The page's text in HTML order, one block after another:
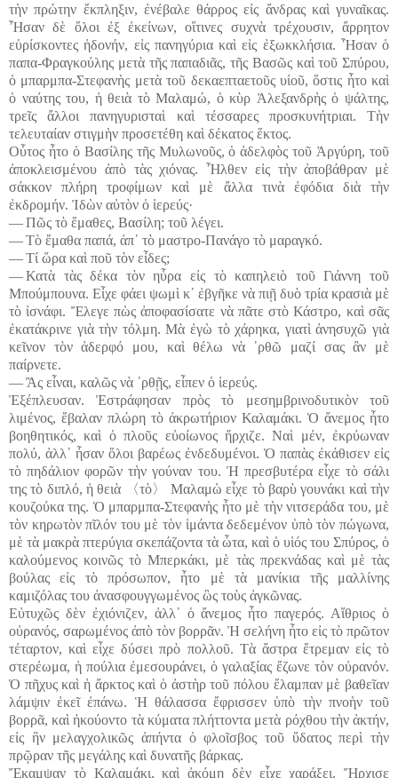
τὴν πρώτην ἔκπληξιν, ἐνέβαλε θάρρος εἰς ἄνδρας καὶ γυναῖκας.
Ἦσαν δὲ ὅλοι ἐξ ἐκείνων, οἵτινες συχνὰ τρέχουσιν, ἄρρητον
εὑρίσκοντες ἡδονήν, εἰς πανηγύρια καὶ εἰς ἐξωκκλήσια. Ἦσαν ὁ
παπα-Φραγκούλης μετὰ τῆς παπαδιᾶς, τῆς Βασῶς καὶ τοῦ Σπύρου,
ὁ μπαρμπα-Στεφανὴς μετὰ τοῦ δεκαεπταετοῦς υἱοῦ, ὅστις ἦτο καὶ
ὁ ναύτης του, ἡ θειὰ τὸ Μαλαμώ, ὁ κὺρ Ἀλεξανδρὴς ὁ ψάλτης,
τρεῖς ἄλλοι πανηγυρισταὶ καὶ τέσσαρες προσκυνήτριαι. Τὴν
τελευταίαν στιγμὴν προσετέθη καὶ δέκατος ἕκτος.
Οὗτος ἦτο ὁ Βασίλης τῆς Μυλωνοῦς, ὁ ἀδελφὸς τοῦ Ἀργύρη, τοῦ
ἀποκλεισμένου ἀπὸ τὰς χιόνας. Ἦλθεν εἰς τὴν ἀποβάθραν μὲ
σάκκον πλήρη τροφίμων καὶ μὲ ἄλλα τινὰ ἐφόδια διὰ τὴν
ἐκδρομήν. Ἰδὼν αὐτὸν ὁ ἱερεύς·
― Πῶς τὸ ἔμαθες, Βασίλη; τοῦ λέγει.
― Τὸ ἔμαθα παπά, ἀπ᾽ τὸ μαστρο-Πανάγο τὸ μαραγκό.
― Τί ὥρα καὶ ποῦ τὸν εἶδες;
― Κατὰ τὰς δέκα τὸν ηὗρα εἰς τὸ καπηλειὸ τοῦ Γιάννη τοῦ
Μπούμπουνα. Εἶχε φάει ψωμὶ κ᾽ ἐβγῆκε νὰ πιῇ δυὸ τρία κρασιὰ μὲ
τὸ ἰσνάφι. Ἔλεγε πὼς ἀποφασίσατε νὰ πᾶτε στὸ Κάστρο, καὶ σᾶς
ἐκατάκρινε γιὰ τὴν τόλμη. Μὰ ἐγὼ τὸ χάρηκα, γιατὶ ἀνησυχῶ γιὰ
κεῖνον τὸν ἀδερφό μου, καὶ θέλω νὰ ᾽ρθῶ μαζί σας ἂν μὲ
παίρνετε.
― Ἂς εἶναι, καλῶς νὰ ᾽ρθῇς, εἶπεν ὁ ἱερεύς.
Ἐξέπλευσαν. Ἐστράφησαν πρὸς τὸ μεσημβρινοδυτικὸν τοῦ
λιμένος, ἔβαλαν πλώρη τὸ ἀκρωτήριον Καλαμάκι. Ὁ ἄνεμος ἦτο
βοηθητικός, καὶ ὁ πλοῦς εὐοίωνος ἤρχιζε. Ναὶ μέν, ἐκρύωναν
πολύ, ἀλλ᾽ ἦσαν ὅλοι βαρέως ἐνδεδυμένοι. Ὁ παπὰς ἐκάθισεν εἰς
τὸ πηδάλιον φορῶν τὴν γούναν του. Ἡ πρεσβυτέρα εἶχε τὸ σάλι
της τὸ διπλό, ἡ θειὰ
〈τὸ〉
Μαλαμὼ εἶχε τὸ βαρὺ γουνάκι καὶ τὴν
κουζούκα της. Ὁ μπαρμπα-Στεφανὴς ἦτο μὲ τὴν νιτσεράδα του, μὲ
τὸν κηρωτὸν πῖλόν του μὲ τὸν ἱμάντα δεδεμένον ὑπὸ τὸν πώγωνα,
μὲ τὰ μακρὰ πτερύγια σκεπάζοντα τὰ ὦτα, καὶ ὁ υἱός του Σπύρος, ὁ
καλούμενος κοινῶς τὸ Μπερκάκι, μὲ τὰς πρεκνάδας καὶ μὲ τὰς
βούλας εἰς τὸ πρόσωπον, ἦτο μὲ τὰ μανίκια τῆς μαλλίνης
καμιζόλας του ἀνασφουγγωμένος ὣς τοὺς ἀγκῶνας.
Εὐτυχῶς δὲν ἐχιόνιζεν, ἀλλ᾽ ὁ ἄνεμος ἦτο παγερός. Αἴθριος ὁ
οὐρανός, σαρωμένος ἀπὸ τὸν βορρᾶν. Ἡ σελήνη ἦτο εἰς τὸ πρῶτον
τέταρτον, καὶ εἶχε δύσει πρὸ πολλοῦ. Τὰ ἄστρα ἔτρεμαν εἰς τὸ
στερέωμα, ἡ πούλια ἐμεσουράνει, ὁ γαλαξίας ἔζωνε τὸν οὐρανόν.
Ὁ πῆχυς καὶ ἡ ἄρκτος καὶ ὁ ἀστὴρ τοῦ πόλου ἔλαμπαν μὲ βαθεῖαν
λάμψιν ἐκεῖ ἐπάνω. Ἡ θάλασσα ἔφρισσεν ὑπὸ τὴν πνοὴν τοῦ
βορρᾶ, καὶ ἠκούοντο τὰ κύματα πλήττοντα μετὰ ρόχθου τὴν ἀκτήν,
εἰς ἣν μελαγχολικῶς ἀπήντα ὁ φλοῖσβος τοῦ ὕδατος περὶ τὴν
πρῷραν τῆς μεγάλης καὶ δυνατῆς βάρκας.
Ἔκαμψαν τὸ Καλαμάκι, καὶ ἀκόμη δὲν εἶχε χαράξει. Ἤρχισε